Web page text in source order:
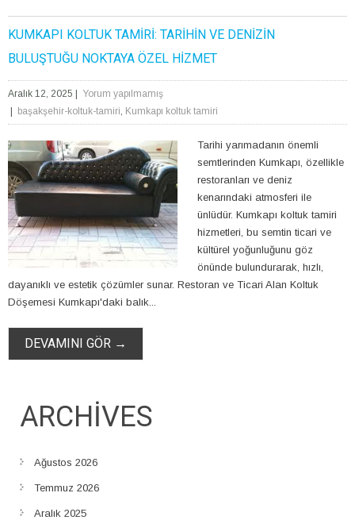
KUMKAPI KOLTUK TAMIRI: TARIHIN VE DENIZIN
BULUŞTUĞU NOKTAYA ÖZEL HIZMET
Aralık 12, 2025 | Yorum yapılmamış
| başakşehir-koltuk-tamiri, Kumkapı koltuk tamiri
Tarihi yarımadanın önemli
semtlerinden Kumkapı, özellikle
restoranları ve deniz
kenarındaki atmosferi ile
ünlüdür. Kumkapı koltuk tamiri
hizmetleri, bu semtin ticari ve
kültürel yoğunluğunu göz
önünde bulundurarak, hızlı,
dayanıklı ve estetik çözümler sunar. Restoran ve Ticari Alan Koltuk
Döşemesi Kumkapı'daki balık...
DEVAMINI GÖR →
ARCHIVES
Ağustos 2026
Temmuz 2026
Aralık 2025